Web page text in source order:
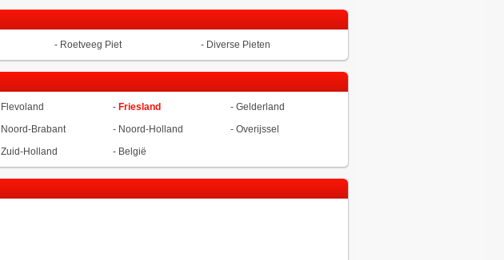
- Roetveeg Piet - Diverse Pieten
Flevoland - Friesland - Gelderland
Noord-Brabant - Noord-Holland - Overijssel
Zuid-Holland - België